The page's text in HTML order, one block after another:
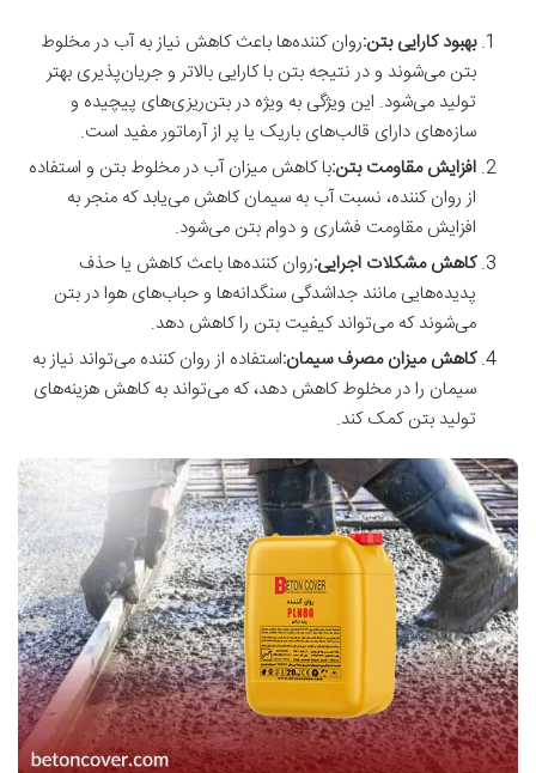
بهبود کارایی بتن:روان کننده‌ها باعث کاهش نیاز به آب در مخلوط
بتن می‌شوند و در نتیجه بتن با کارایی بالاتر و جریان‌پذیری بهتر
تولید می‌شود. این ویژگی به ویژه در بتن‌ریزی‌های پیچیده و
سازه‌های دارای قالب‌های باریک یا پر از آرماتور مفید است.
افزایش مقاومت بتن:با کاهش میزان آب در مخلوط بتن و استفاده
از روان کننده، نسبت آب به سیمان کاهش می‌یابد که منجر به
افزایش مقاومت فشاری و دوام بتن می‌شود.
کاهش مشکلات اجرایی:روان کننده‌ها باعث کاهش یا حذف
پدیده‌هایی مانند جداشدگی سنگدانه‌ها و حباب‌های هوا در بتن
می‌شوند که می‌تواند کیفیت بتن را کاهش دهد.
کاهش میزان مصرف سیمان:استفاده از روان کننده می‌تواند نیاز به
سیمان را در مخلوط کاهش دهد، که می‌تواند به کاهش هزینه‌های
تولید بتن کمک کند.